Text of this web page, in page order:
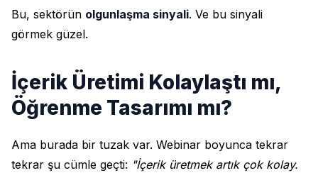
Bu, sektörün olgunlaşma sinyali. Ve bu sinyali
görmek güzel.
İçerik Üretimi Kolaylaştı mı,
Öğrenme Tasarımı mı?
Ama burada bir tuzak var. Webinar boyunca tekrar
tekrar şu cümle geçti: "İçerik üretmek artık çok kolay.